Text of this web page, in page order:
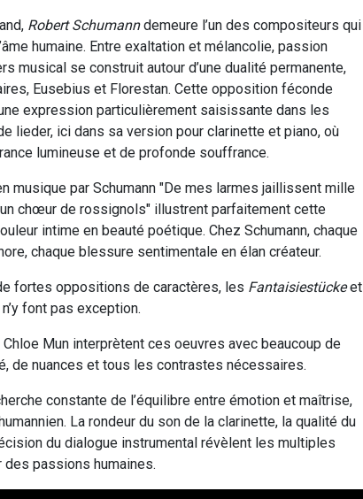
Robert Schumanndemeure l’un des compositeurs qui
humaine. Entre exaltation et mélancolie, passion
musical se construit autour d’une dualité permanente,
Eusebius et Florestan. Cette opposition féconde
expression particulièrement saisissante dans les
lieder, ici dans sa version pour clarinette et piano, où
lumineuse et de profonde souffrance.
musique par Schumann "De mes larmes jaillissent mille
chœur de rossignols" illustrent parfaitement cette
intime en beauté poétique. Chez Schumann, chaque
chaque blessure sentimentale en élan créateur.
fortes oppositions de caractères, les Fantaisiestückeet
font pas exception.
Mun interprètent ces oeuvres avec beaucoup de
de nuances et tous les contrastes nécessaires.
constante de l’équilibre entre émotion et maîtrise,
La rondeur du son de la clarinette, la qualité du
du dialogue instrumental révèlent les multiples
passions humaines.